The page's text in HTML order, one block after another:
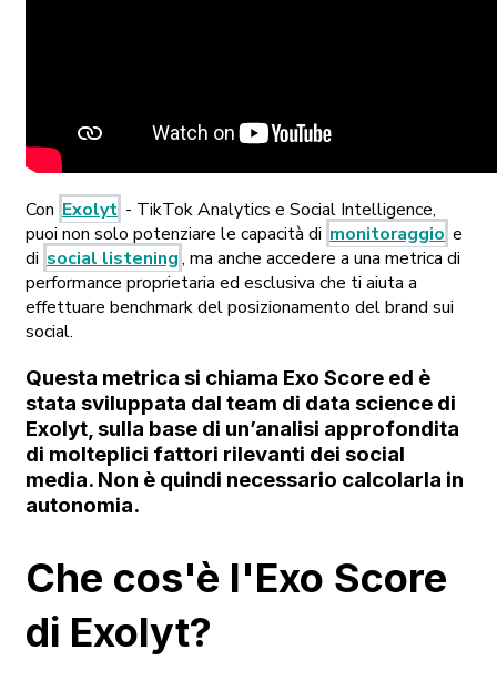
Con Exolyt - TikTok Analytics e Social Intelligence,
puoi non solo potenziare le capacità di monitoraggio e
di social listening, ma anche accedere a una metrica di
performance proprietaria ed esclusiva che ti aiuta a
effettuare benchmark del posizionamento del brand sui
social.
Questa metrica si chiama Exo Score ed è
stata sviluppata dal team di data science di
Exolyt, sulla base di un’analisi approfondita
di molteplici fattori rilevanti dei social
media. Non è quindi necessario calcolarla in
autonomia.
Che cos'è l'Exo Score
di Exolyt?